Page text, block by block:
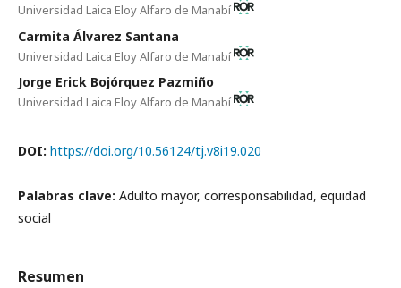
Universidad Laica Eloy Alfaro de Manabí
Carmita Álvarez Santana
Universidad Laica Eloy Alfaro de Manabí
Jorge Erick Bojórquez Pazmiño
Universidad Laica Eloy Alfaro de Manabí
DOI: https://doi.org/10.56124/tj.v8i19.020
Palabras clave: Adulto mayor, corresponsabilidad, equidad
social
Resumen